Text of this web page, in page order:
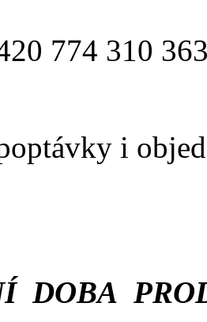
774 310
i
DOBA